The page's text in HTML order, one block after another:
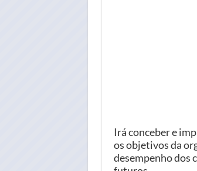
Irá conceber e
os objetivos da
desempenho dos